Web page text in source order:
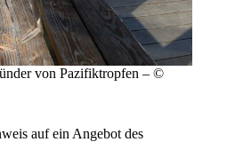
von Pazifiktropfen – ©
auf ein Angebot des